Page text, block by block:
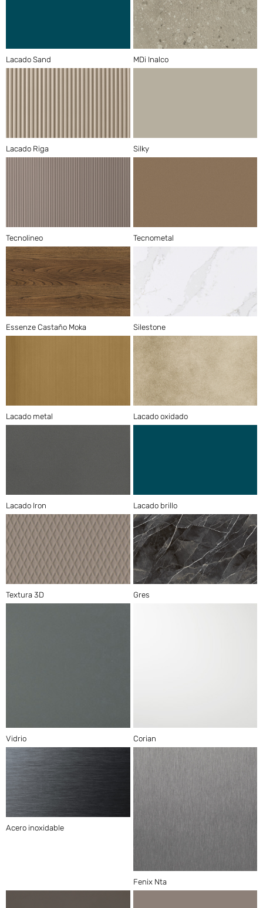
Lacado Sand MDi Inalco
Lacado Riga Silky
Tecnolineo Tecnometal
Essenze Castaño Moka Silestone
Lacado metal Lacado oxidado
Lacado Iron Lacado brillo
Textura 3D Gres
Vidrio Corian
Acero inoxidable
Fenix Nta